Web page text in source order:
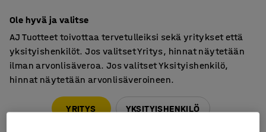
Pumppukärryt, korkealle nostavat
Ole hyvä ja valitse
AJ Tuotteet toivottaa tervetulleiksi sekä yritykset että
yksityishenkilöt. Jos valitset Yritys, hinnat näytetään
ilman arvonlisäveroa. Jos valitset Yksityishenkilö,
hinnat näytetään arvonlisäveroineen.
YRITYS YKSITYISHENKILÖ